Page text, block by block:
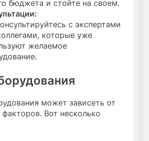
бюджета и стойте на своем.
с экспертами
которые уже
желаемое
может зависеть от
Вот несколько